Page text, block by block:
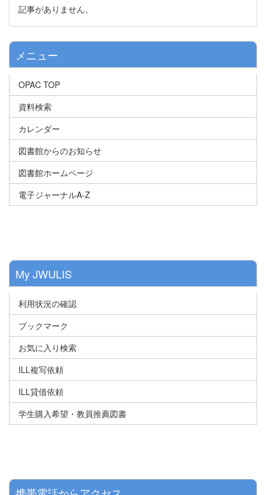
記事がありません。
メニュー
OPAC TOP
資料検索
カレンダー
図書館からのお知らせ
図書館ホームページ
電子ジャーナルA-Z
My JWULIS
利用状況の確認
ブックマーク
お気に入り検索
ILL複写依頼
ILL貸借依頼
学生購入希望・教員推薦図書